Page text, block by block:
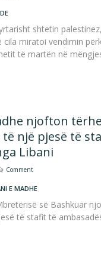
shtetin
cila miratoi vendimin
të martën në
njofton
një pjesë të
Libani
Comment
E MADHE
së Bashkuar
të stafit të